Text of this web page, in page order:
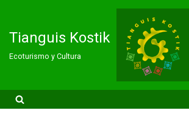
Saltar
contenido
Tianguis Kostik
Ecoturismo y Cultura